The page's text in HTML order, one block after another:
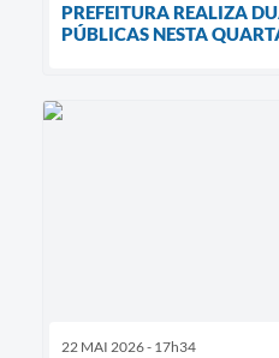
PREFEITURA REALIZA
PÚBLICAS NESTA
22 MAI 2026 - 17h34